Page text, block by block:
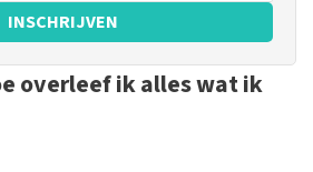
INSCHRIJVEN
overleef ik alles wat ik